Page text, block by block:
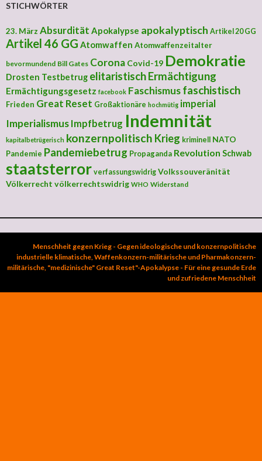
STICHWÖRTER
23. März Absurdität Apokalypse apokalyptisch Artikel 20 GG
Artikel 46 GG Atomwaffen Atomwaffenzeitalter
bevormundend Bill Gates Corona Covid-19 Demokratie
Drosten Testbetrug elitaristischErmächtigung
Ermächtigungsgesetz facebook Faschismusfaschistisch
Frieden Great Reset Großaktionäre hochmütig imperial
Imperialismus Impfbetrug Indemnität
kapitalbetrügerisch konzernpolitisch Krieg kriminell
NATO
Pandemie Pandemiebetrug Propaganda Revolution Schwab
staatsterror verfassungswidrig Volkssouveränität
Völkerrecht völkerrechtswidrig WHO Widerstand
Menschheit gegen Krieg - Gegen ideologische und konzernpolitische
industrielle klimatische, Waffenkonzern-militärische und Pharmakonzern-
militärische, "medizinische" Great Reset"-Apokalypse - Für eine gesunde Erde
und zufriedene Menschheit